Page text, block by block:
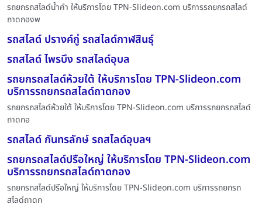
รถยกรถสไลด์น้ำคำ ให้บริการโดย TPN-Slideon.com บริการรถยกรถสไลด์
ถาดกองพ
รถสไลด์ ปรางค์กู่ รถสไลด์กาฬสินธุ์
รถสไลด์ ไพรบึง รถสไลด์อุบล
รถยกรถสไลด์ห้วยใต้ ให้บริการโดย TPN-Slideon.com
บริการรถยกรถสไลด์ถาดกอง
รถยกรถสไลด์ห้วยใต้ ให้บริการโดย TPN-Slideon.com บริการรถยกรถสไลด์
ถาดกอ
รถสไลด์ กันทรลักษ์ รถสไลด์อุบลฯ
รถยกรถสไลด์ปรือใหญ่ ให้บริการโดย TPN-Slideon.com
บริการรถยกรถสไลด์ถาดกอง
รถยกรถสไลด์ปรือใหญ่ ให้บริการโดย TPN-Slideon.com บริการรถยกรถ
สไลด์ถาดก